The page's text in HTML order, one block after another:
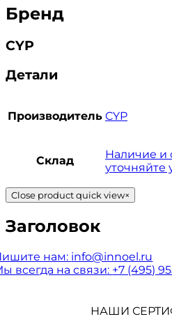
Бренд
CYP
Детали
Производитель CYP
Склад
Наличие и
уточняйте
Close product quick view×
Заголовок
нам: info@innoel.ru
всегда на связи: +7 (495)
НАШИ